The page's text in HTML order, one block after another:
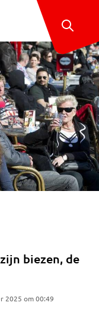
biezen, de
2025 om 00:49